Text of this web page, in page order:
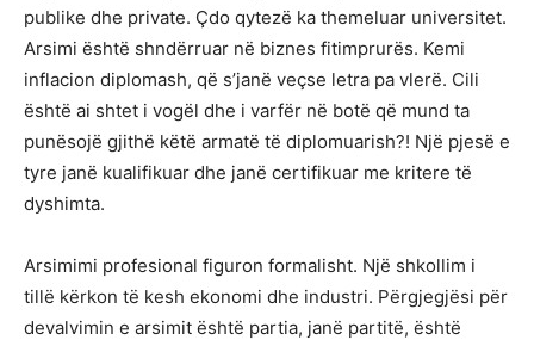
publike dhe private. Çdo qytezë ka themeluar universitet.
Arsimi është shndërruar në biznes fitimprurës. Kemi
inflacion diplomash, që s’janë veçse letra pa vlerë. Cili
është ai shtet i vogël dhe i varfër në botë që mund ta
punësojë gjithë këtë armatë të diplomuarish?! Një pjesë e
tyre janë kualifikuar dhe janë certifikuar me kritere të
dyshimta.
Arsimimi profesional figuron formalisht. Një shkollim i
tillë kërkon të kesh ekonomi dhe industri. Përgjegjësi për
devalvimin e arsimit është partia, janë partitë, është